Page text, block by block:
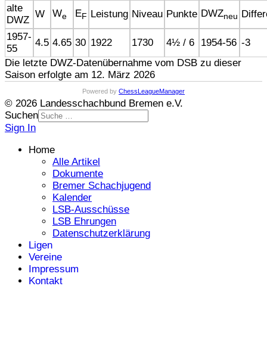
alte
DWZ
W We EF Leistung Niveau Punkte DWZneu
1957-
55
4.5 4.65 30 1922 1730 4½ / 6 1954-56 -3
Die letzte DWZ-Datenübernahme vom DSB zu dieser
Saison erfolgte am 12. März 2026
Powered by ChessLeagueManager
© 2026 Landesschachbund Bremen e.V.
Suchen
Sign In
Home
Alle Artikel
Dokumente
Bremer Schachjugend
Kalender
LSB-Ausschüsse
LSB Ehrungen
Datenschutzerklärung
Ligen
Vereine
Impressum
Kontakt